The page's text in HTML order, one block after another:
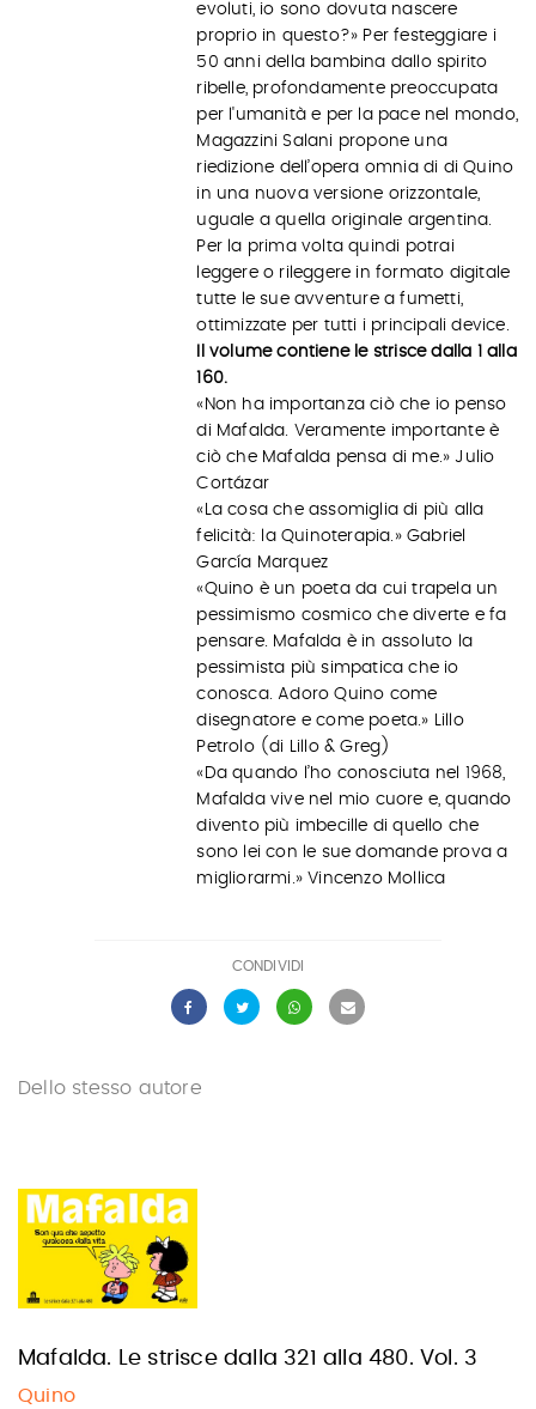
evoluti, io sono dovuta nascere
proprio in questo?» Per festeggiare i
50 anni della bambina dallo spirito
ribelle, profondamente preoccupata
per l'umanità e per la pace nel mondo,
Magazzini Salani propone una
riedizione dell’opera omnia di di Quino
in una nuova versione orizzontale,
uguale a quella originale argentina.
Per la prima volta quindi potrai
leggere o rileggere in formato digitale
tutte le sue avventure a fumetti,
ottimizzate per tutti i principali device.
Il volume contiene le strisce dalla 1 alla
160.
«Non ha importanza ciò che io penso
di Mafalda. Veramente importante è
ciò che Mafalda pensa di me.» Julio
Cortázar
«La cosa che assomiglia di più alla
felicità: la Quinoterapia.» Gabriel
García Marquez
«Quino è un poeta da cui trapela un
pessimismo cosmico che diverte e fa
pensare. Mafalda è in assoluto la
pessimista più simpatica che io
conosca. Adoro Quino come
disegnatore e come poeta.» Lillo
Petrolo (di Lillo & Greg)
«Da quando l’ho conosciuta nel 1968,
Mafalda vive nel mio cuore e, quando
divento più imbecille di quello che
sono lei con le sue domande prova a
migliorarmi.» Vincenzo Mollica
CONDIVIDI
Dello stesso autore
Mafalda. Le strisce dalla 321 alla 480. Vol. 3
Quino